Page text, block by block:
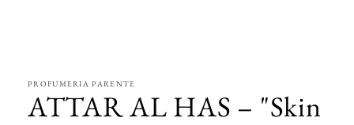
finestra
modale
PROFUMERIA PARENTE
ATTAR AL HAS – "Skin